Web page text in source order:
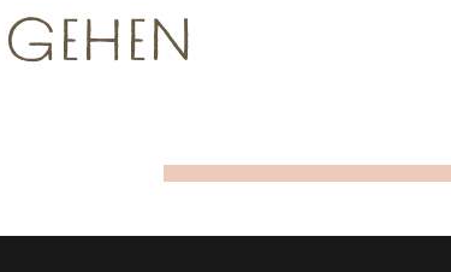
GEHEN
Wo man essen kann
EINE RUNDE SCHAUFENSTERGUCKEN